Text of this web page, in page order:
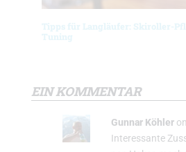
Tipps für Langläufer: Skiroller-
Tuning
EIN KOMMENTAR
Gunnar Köhler
Interessante